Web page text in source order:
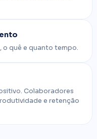
o quê e quanto tempo.
Colaboradores
e retenção